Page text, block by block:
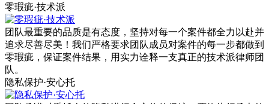
零瑕疵·技术派
团队最重要的品质是有态度，坚持对每一个案件都全力以赴并
追求尽善尽美！我们严格要求团队成员对案件的每一步都做到
零瑕疵，保证案件结果，用实力诠释一支真正的技术派律师团
队。
隐私保护·安心托